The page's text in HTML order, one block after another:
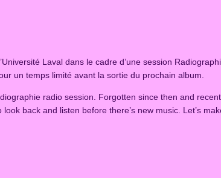
Laval dans le cadre d’une session
un temps limité avant la sortie du prochain album.
radio session. Forgotten since then and
back and listen before there’s new music. Let’s